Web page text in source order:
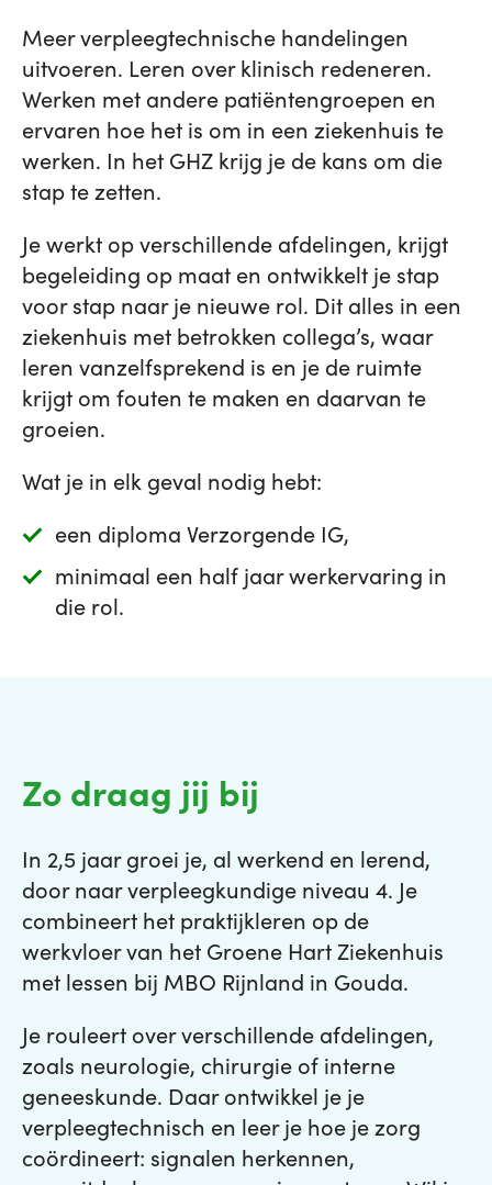
Meer verpleegtechnische handelingen
uitvoeren. Leren over klinisch redeneren.
Werken met andere patiëntengroepen en
ervaren hoe het is om in een ziekenhuis te
werken. In het GHZ krijg je de kans om die
stap te zetten.
Je werkt op verschillende afdelingen, krijgt
begeleiding op maat en ontwikkelt je stap
voor stap naar je nieuwe rol. Dit alles in een
ziekenhuis met betrokken collega’s, waar
leren vanzelfsprekend is en je de ruimte
krijgt om fouten te maken en daarvan te
groeien.
Wat je in elk geval nodig hebt:
een diploma Verzorgende IG,
minimaal een half jaar werkervaring in
die rol.
Zo draag jij bij
In 2,5 jaar groei je, al werkend en lerend,
door naar verpleegkundige niveau 4. Je
combineert het praktijkleren op de
werkvloer van het Groene Hart Ziekenhuis
met lessen bij MBO Rijnland in Gouda.
Je rouleert over verschillende afdelingen,
zoals neurologie, chirurgie of interne
geneeskunde. Daar ontwikkel je je
verpleegtechnisch en leer je hoe je zorg
coördineert: signalen herkennen,